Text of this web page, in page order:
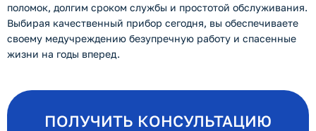
поломок, долгим сроком службы и простотой обслуживания.
Выбирая качественный прибор сегодня, вы обеспечиваете
своему медучреждению безупречную работу и спасенные
жизни на годы вперед.
ПОЛУЧИТЬ КОНСУЛЬТАЦИЮ